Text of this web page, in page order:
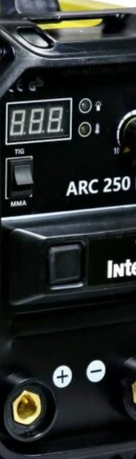
MMA , cu tehnologie
si eficienta ridicata,
prin procedeul MMA precum si
prin procedeul TIG DC in
prin contact.
cu toate tipurile de electrozi –
in mediu protector, cu argon (
datorita greutatii reduse ( 8.0 kg),
reglaj continuu al curentului de
de reglaj.
foarte usoara datorita curentului
a materialului si arc de sudura
si modern.
este calculat la 40 grade
50 mm
cu ventilator care ii mareste
uniform al picaturii de
usoara), anti-stick (reduce
la start) si Lift Tig (sudura cu
MMA 45% : 250 amperi
MMA 60% : 205 amperi
MMA 100% : 155 amperi
În stoc (poate fi pre-
mai târziu